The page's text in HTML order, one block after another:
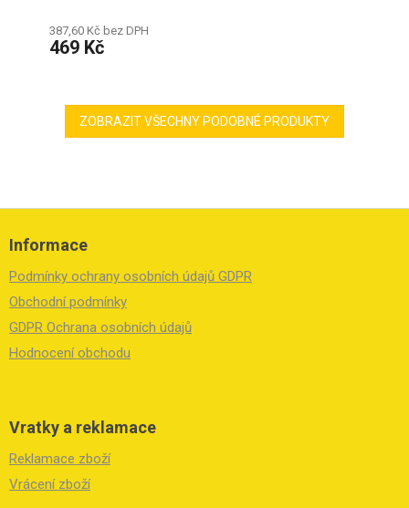
387,60 Kč bez DPH
469 Kč
ZOBRAZIT VŠECHNY PODOBNÉ PRODUKTY
Z
Informace
Podmínky ochrany osobních údajů GDPR
Obchodní podmínky
GDPR Ochrana osobních údajů
Hodnocení obchodu
Vratky a reklamace
Reklamace zboží
Vrácení zboží